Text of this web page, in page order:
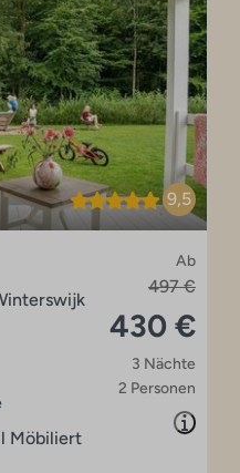
9,5
Ab
497 €
430 €
3 Nächte
2 Personen
Möbiliert